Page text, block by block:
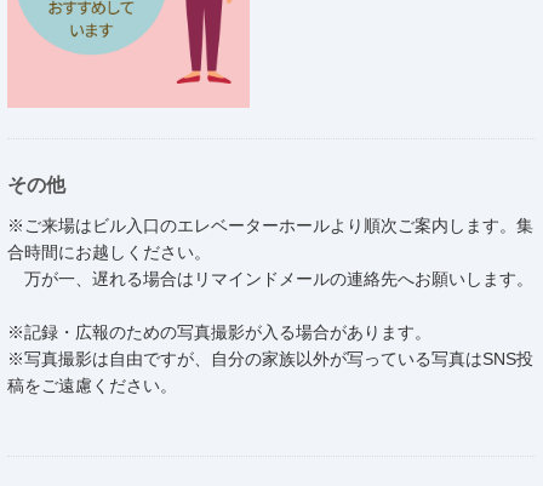
その他
※ご来場はビル入口のエレベーターホールより順次ご案内します。集
合時間にお越しください。
万が一、遅れる場合はリマインドメールの連絡先へお願いします。
※記録・広報のための写真撮影が入る場合があります。
※写真撮影は自由ですが、自分の家族以外が写っている写真はSNS投
稿をご遠慮ください。